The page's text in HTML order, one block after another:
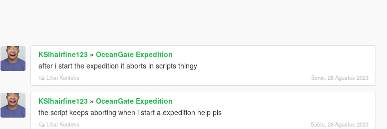
KSIhairfine123 »OceanGate Expedition
after i start the expedition it aborts in scripts thingy
Lihat Konteks Senin, 28 Agustus 2023
KSIhairfine123 »OceanGate Expedition
the script keeps aborting when i start a expedition help pls
Lihat Konteks Sabtu, 26 Agustus 2023